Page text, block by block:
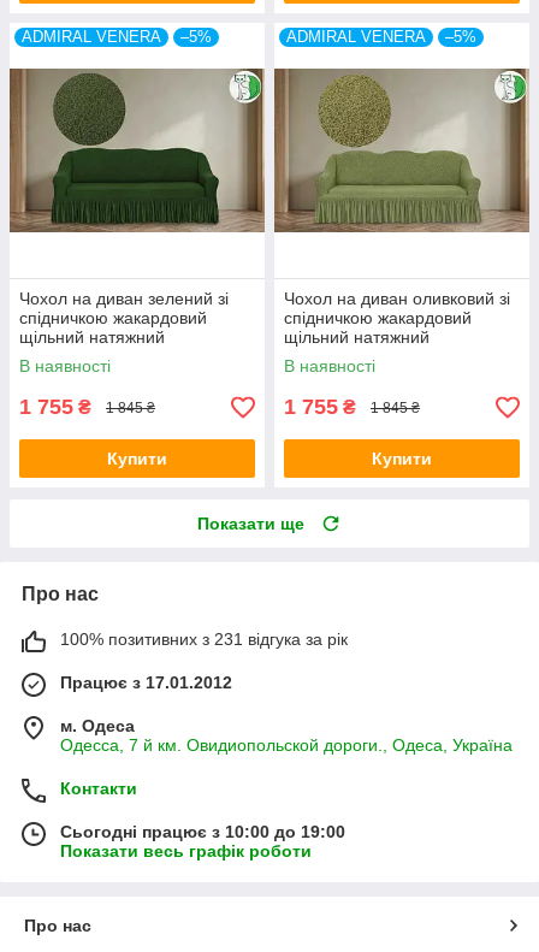
ADMIRAL VENERA –5%
Чохол на диван зелений зі
спідничкою жакардовий
щільний натяжний
універсальний накидка
Admiral Venera Туреччина
В наявності
1 755 ₴ 1 845 ₴
Купити
ADMIRAL VENERA –5%
Чохол на диван оливковий зі
спідничкою жакардовий
щільний натяжний
універсальний накидка
Admiral Venera Туреччина
В наявності
1 755 ₴ 1 845 ₴
Купити
Показати ще
Про нас
100% позитивних з 231 відгука за рік
Працює з 17.01.2012
м. Одеса
Одесса, 7 й км. Овидиопольской дороги., Одеса, Україна
Контакти
Сьогодні працює з 10:00 до 19:00
Показати весь графік роботи
Про нас